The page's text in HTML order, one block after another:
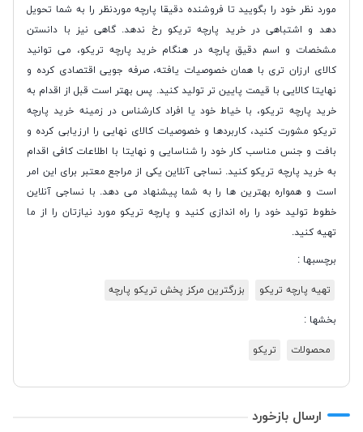
مورد نظر خود را بگویید تا فروشنده دقیقا پارچه موردنظر را به شما تحویل
دهد و اشتباهی در خرید پارچه تریکو رخ ندهد. گاهی نیز با دانستن
مشخصات و اسم دقیق پارچه در هنگام خرید پارچه تریکو، می توانید
کالای ارزان‌ تری با همان خصوصیات یافته، صرفه جویی اقتصادی کرده و
نهایتا کالایی با قیمت پایین تر تولید کنید. پس بهتر است قبل از اقدام به
خرید پارچه تریکو، با خیاط خود یا افراد کارشناس در زمینه خرید پارچه
تریکو مشورت کنید، کاربردها و خصوصیات کالای نهایی را ارزیابی کرده و
بافت و جنس مناسب کار خود را شناسایی و نهایتا با اطلاعات کافی اقدام
به خرید پارچه تریکو کنید. نساجی آنلاین یکی از مراجع معتبر برای این امر
است و همواره بهترین ها را به شما پیشنهاد می دهد. با نساجی آنلاین
خطوط تولید خود را راه اندازی کنید و پارچه تریکو مورد نیازتان را از ما
تهیه کنید.
برچسبها :
تهیه پارچه تریکو بزرگترین مرکز پخش تریکو پارچه
بخشها :
محصولات تریکو
ارسال بازخورد